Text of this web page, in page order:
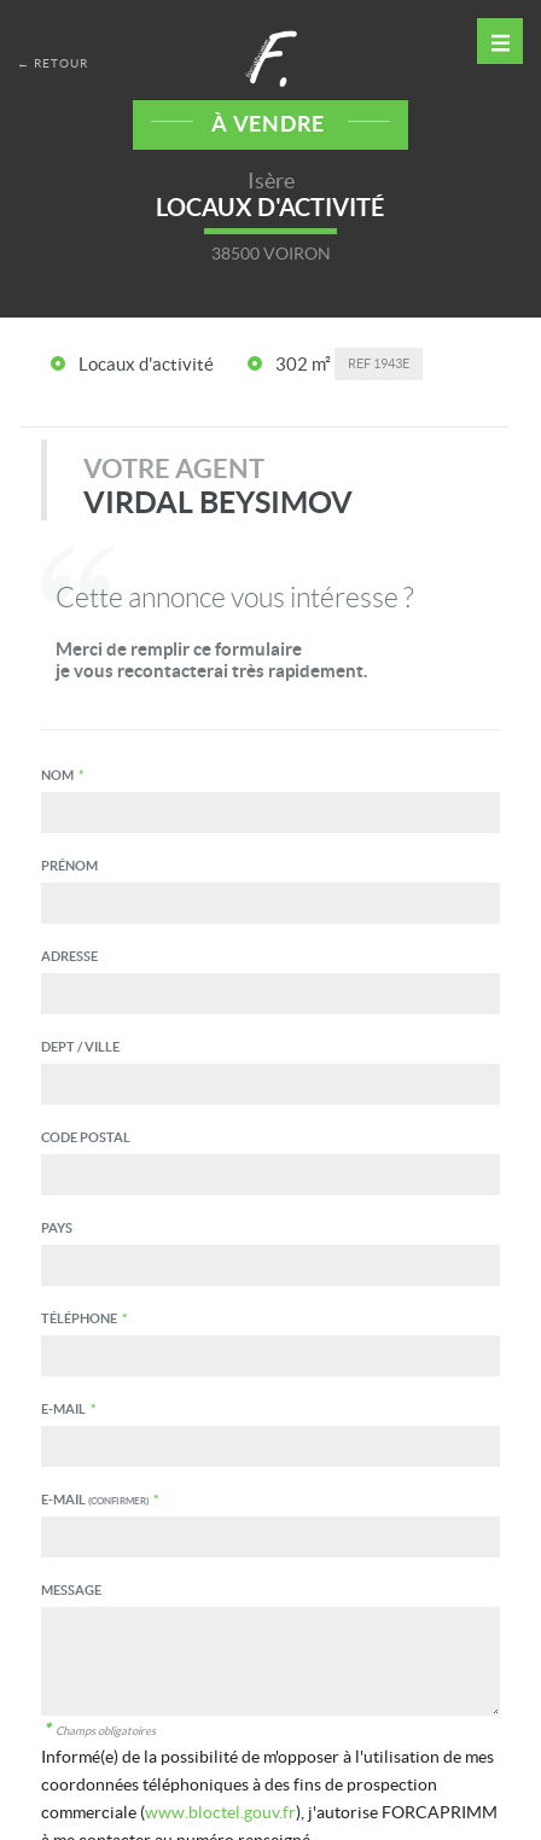
← RETOUR
À VENDRE
Isère
LOCAUX D'ACTIVITÉ
38500 VOIRON
Locaux d'activité 302 m² REF 1943E
VOTRE AGENT
VIRDAL BEYSIMOV
Cette annonce vous intéresse ?
Merci de remplir ce formulaire
je vous recontacterai très rapidement.
NOM *
PRÉNOM
ADRESSE
DEPT / VILLE
CODE POSTAL
PAYS
TÉLÉPHONE *
E-MAIL *
E-MAIL(CONFIRMER) *
MESSAGE
* Champs obligatoires
Informé(e) de la possibilité de m'opposer à l'utilisation de mes
coordonnées téléphoniques à des fins de prospection
commerciale (www.bloctel.gouv.fr), j'autorise FORCAPRIMM